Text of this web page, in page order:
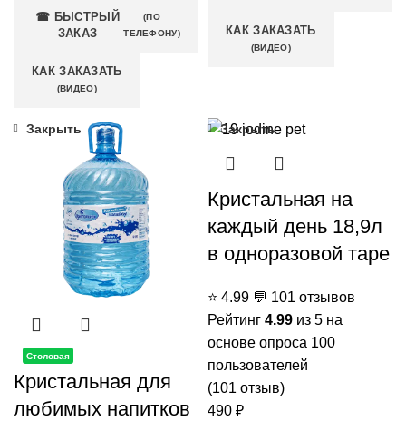
☎ БЫСТРЫЙ
ЗАКАЗ
(ПО
ТЕЛЕФОНУ)
КАК ЗАКАЗАТЬ
(ВИДЕО)
КАК ЗАКАЗАТЬ
(ВИДЕО)
Закрыть
Столовая
Кристальная для
любимых напитков
Закрыть
Кристальная на
каждый день 18,9л
в одноразовой таре
⭐ 4.99 💬 101 отзывов
Рейтинг 4.99 из 5 на
основе опроса 100
пользователей
(101 отзыв)
490 ₽